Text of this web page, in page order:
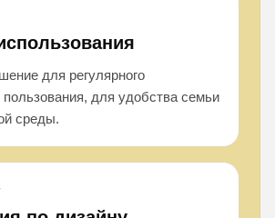
для регулярного
пользования, для удобства семьи
среды.